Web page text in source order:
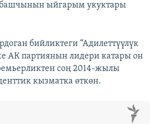
башчынын ыйгарым укуктары
бийликтеги “Адилеттүүлүк
АК партиянын лидери катары он
соң 2014-жылы
кызматка өткөн.